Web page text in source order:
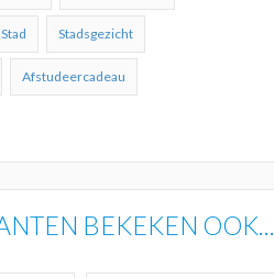
Stad Stadsgezicht
Afstudeercadeau
BEKEKEN OOK...